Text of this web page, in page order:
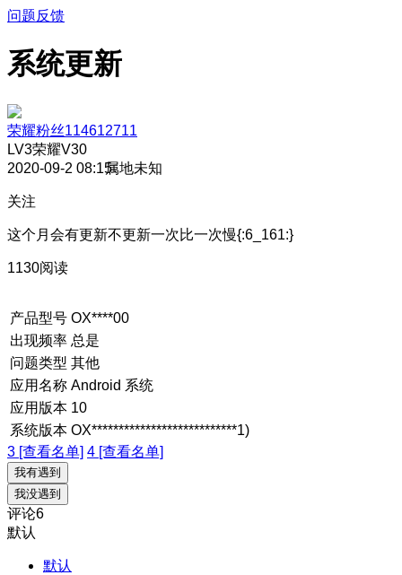
问题反馈
系统更新
荣耀粉丝114612711
LV3荣耀V30
2020-09-2 08:15属地未知
关注
这个月会有更新不更新一次比一次慢{:6_161:}
1130阅读
产品型号 OX****00
出现频率 总是
问题类型 其他
应用名称 Android 系统
应用版本 10
系统版本 OX***************************1)
3 [查看名单] 4 [查看名单]
我有遇到
我没遇到
评论6
默认
默认